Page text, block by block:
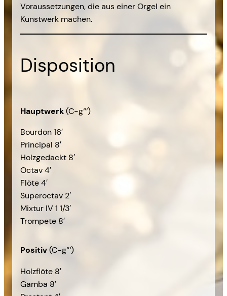
Voraussetzungen, die aus einer Orgel ein
Kunstwerk machen.
Disposition
Hauptwerk(C-g“‘)
Bourdon 16′
Principal 8′
Holzgedackt 8′
Octav 4′
Flöte 4′
Superoctav 2′
Mixtur IV 1 1/3′
Trompete 8′
Positiv(C-g“‘)
Holzflöte 8′
Gamba 8′